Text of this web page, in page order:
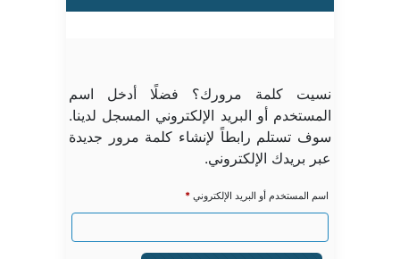
نسيت كلمة مرورك؟ فضلًا أدخل اسم
المستخدم أو البريد الإلكتروني المسجل لدينا.
سوف تستلم رابطاً لإنشاء كلمة مرور جديدة
عبر بريدك الإلكتروني.
اسم المستخدم أو البريد الإلكتروني *